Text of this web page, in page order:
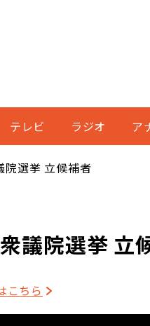
テレビ ラジオ ア
院選挙 立候補者
議院選挙 立
こちら